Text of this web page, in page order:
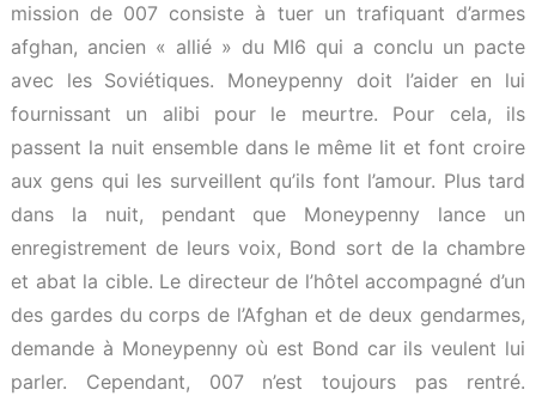
mission de 007 consiste à tuer un trafiquant d’armes
afghan, ancien « allié » du MI6 qui a conclu un pacte
avec les Soviétiques. Moneypenny doit l’aider en lui
fournissant un alibi pour le meurtre. Pour cela, ils
passent la nuit ensemble dans le même lit et font croire
aux gens qui les surveillent qu’ils font l’amour. Plus tard
dans la nuit, pendant que Moneypenny lance un
enregistrement de leurs voix, Bond sort de la chambre
et abat la cible. Le directeur de l’hôtel accompagné d’un
des gardes du corps de l’Afghan et de deux gendarmes,
demande à Moneypenny où est Bond car ils veulent lui
parler. Cependant, 007 n’est toujours pas rentré.